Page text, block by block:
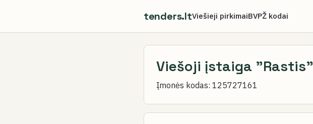
tenders.ltViešieji pirkimaiBVPŽ kodai
Viešoji įstaiga "Rastis"
Įmonės kodas: 125727161